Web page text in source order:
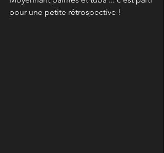
pour une petite rétrospective !